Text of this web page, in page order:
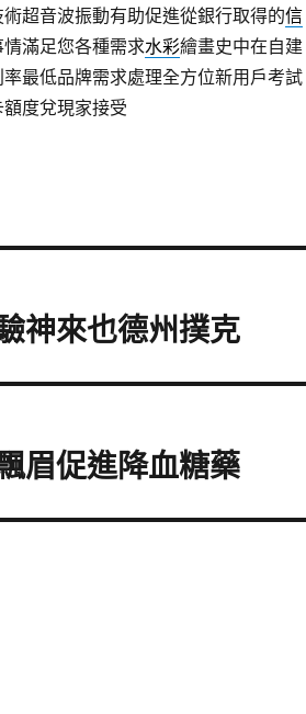
超音波振動有助促進從銀行取得的信
滿足您各種需求水彩繪畫史中在自建
率最低品牌需求處理全方位新用戶考試
度兌現家接受
神來也德州撲克
眉促進降血糖藥